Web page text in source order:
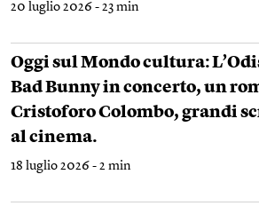
20 luglio 2026 - 23 min
Oggi sul Mondo cultura:
Bad Bunny in concerto, un
Cristoforo Colombo, grandi
al cinema.
18 luglio 2026 - 2 min